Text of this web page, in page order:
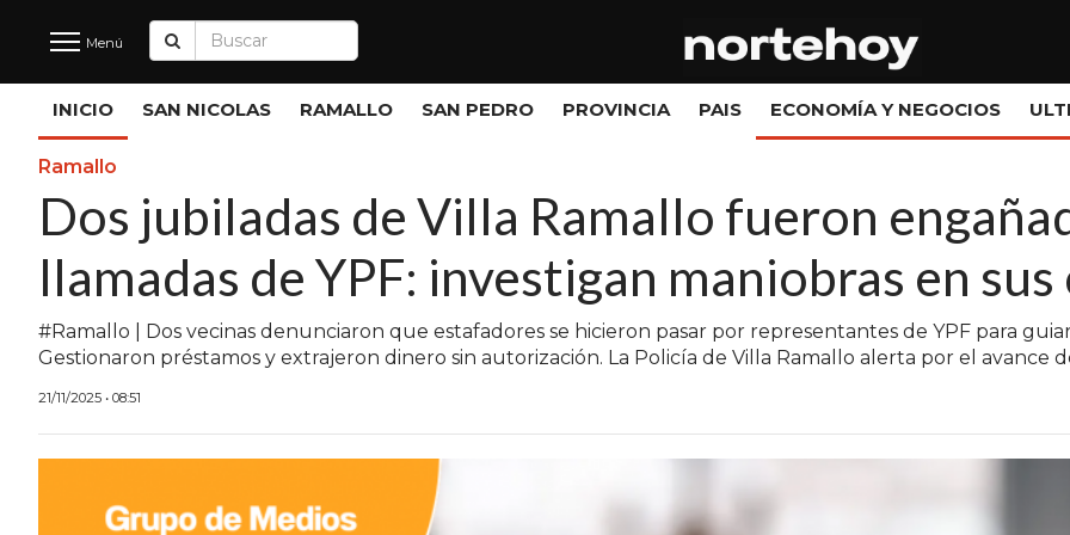
Últimas
Noticias
INICIO
NOTICIAS RECIENTES
SAN NICOLAS
Menú
INICIO SAN NICOLAS RAMALLO SAN PEDRO PROVINCIA PAIS ECONOMÍA Y NEGOCIOS
Ramallo
Dos jubiladas de Villa Ramallo fueron
llamadas de YPF: investigan maniobras en
#Ramallo | Dos vecinas denunciaron que estafadores se hicieron pasar por representantes de YPF para
Gestionaron préstamos y extrajeron dinero sin autorización. La Policía de Villa Ramallo alerta por el avance
21/11/2025 • 08:51